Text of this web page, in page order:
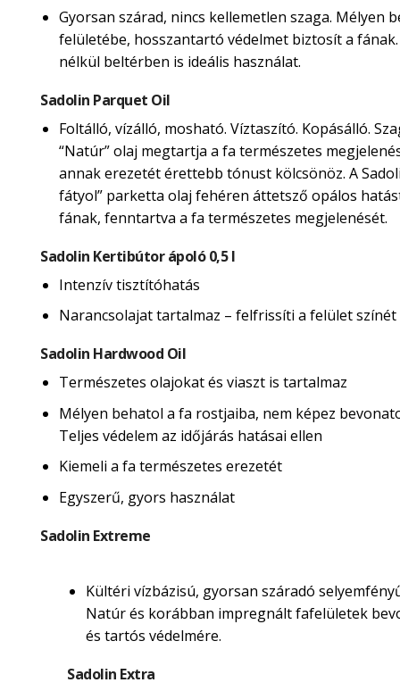
Gyorsan szárad, nincs kellemetlen szaga. Mélyen
felületébe, hosszantartó védelmet biztosít a
nélkül beltérben is ideális használat.
Sadolin Parquet Oil
Foltálló, vízálló, mosható. Víztaszító. Kopásálló.
“Natúr” olaj megtartja a fa természetes
annak erezetét érettebb tónust kölcsönöz. A
fátyol” parketta olaj fehéren áttetsző opálos
fának, fenntartva a fa természetes megjelenését.
Sadolin Kertibútor ápoló 0,5 l
Intenzív tisztítóhatás
Narancsolajat tartalmaz – felfrissíti a felület színét
Sadolin Hardwood Oil
Természetes olajokat és viaszt is tartalmaz
Mélyen behatol a fa rostjaiba, nem képez
Teljes védelem az időjárás hatásai ellen
Kiemeli a fa természetes erezetét
Egyszerű, gyors használat
Sadolin Extreme
Kültéri vízbázisú, gyorsan száradó
Natúr és korábban impregnált fafelületek
és tartós védelmére.
Sadolin Extra